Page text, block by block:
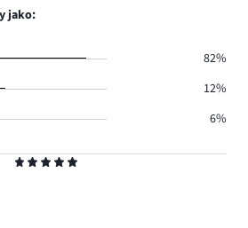
jako:
82%
12%
6%